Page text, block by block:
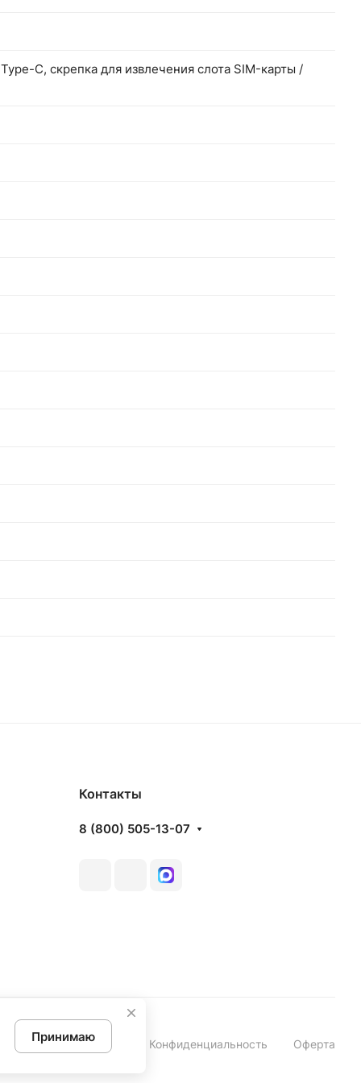
C, скрепка для извлечения слота SIM-карты /
Контакты
8 (800) 505-13-07
Конфиденциальность Оферта
Принимаю